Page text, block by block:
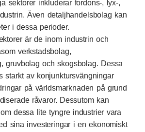
sektorer inkluderar fordons-, lyx-,
Även detaljhandelsbolag kan
i dessa perioder.
är de inom industrin och
verkstadsbolag,
gruvbolag och skogsbolag. Dessa
starkt av konjunktursvängningar
på världsmarknaden på grund
råvaror. Dessutom kan
dessa lite tyngre industrier vara
sina investeringar i en ekonomiskt